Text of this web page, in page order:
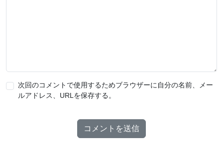
次回のコメントで使用するためブラウザーに自分の名前、メー
ルアドレス、URLを保存する。